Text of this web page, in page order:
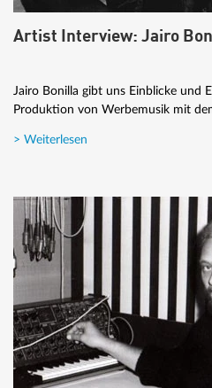
Artist Interview: Jairo
Jairo Bonilla gibt uns Einblicke und
Produktion von Werbemusik mit
> Weiterlesen